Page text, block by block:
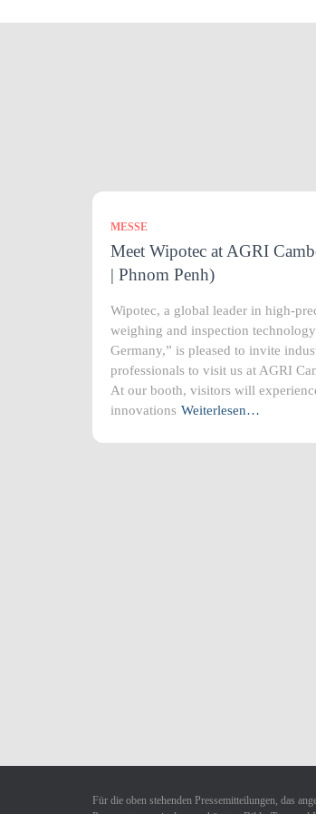
MESSE
Meet Wipotec at AGRI
| Phnom Penh)
Wipotec, a global leader in high-
weighing and inspection
Germany,” is pleased to invite
professionals to visit us at AGRI
At our booth, visitors will
innovations Weiterlesen…
Für die oben stehenden Pressemitteilungen, das